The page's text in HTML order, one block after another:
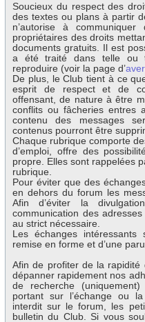
Soucieux du respect des
des textes ou plans à partir
n’autorise à
propriétaires des droits
documents gratuits. Il est
a été traité dans telle ou
reproduire (voir la page d’
De plus, le Club tient à ce
esprit de respect et de
offensant, de nature à être
conflits ou fâcheries entres
contenu des messages
contenus pourront être
Chaque rubrique comporte
d’emploi, offre des
propre. Elles sont rappelées
rubrique.
Pour éviter que des
en dehors du forum les
Afin d’éviter la
communication des
au strict nécessaire.
Les échanges intéressants
remise en forme et d’une
Afin de profiter de la rapidité
dépanner rapidement nos
de recherche
portant sur l’échange ou
interdit sur le forum, les
bulletin du Club. Si vous